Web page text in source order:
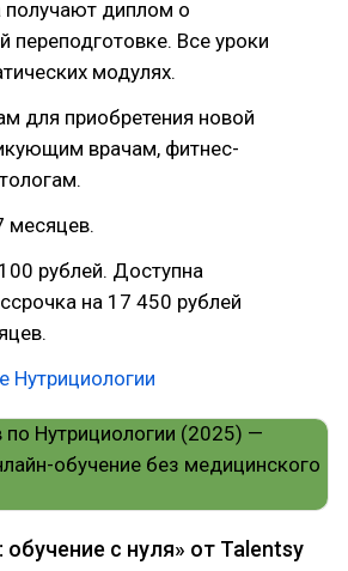
получают диплом о
переподготовке. Все уроки
модулях.
для приобретения новой
врачам, фитнес-
месяцев.
рублей. Доступна
на 17 450 рублей
Нутрициологии
обучение с нуля» от Talentsy